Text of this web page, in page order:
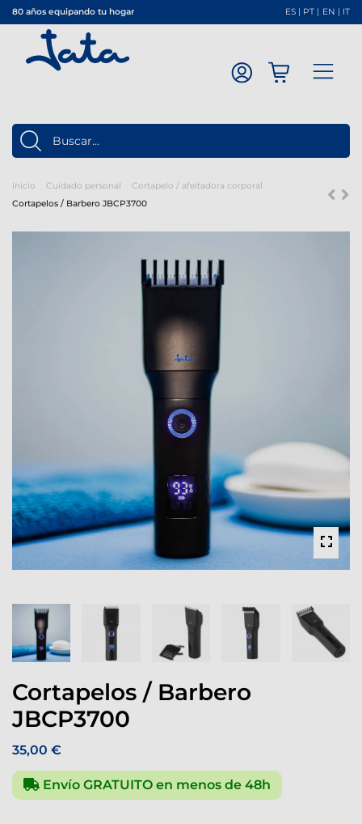
80 años equipando tu hogar ES | PT | EN | IT
Inicio Cuidado personal
Cortapelo / afeitadora corporal
Cortapelos / Barbero JBCP3700
Cortapelos / Barbero
JBCP3700
35,00 €
Envío GRATUITO en menos de 48h